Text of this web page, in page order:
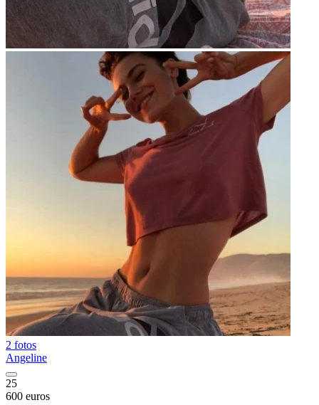
2 fotos
Angeline
25
600 euros